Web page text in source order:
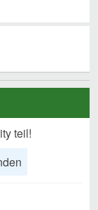
teil!